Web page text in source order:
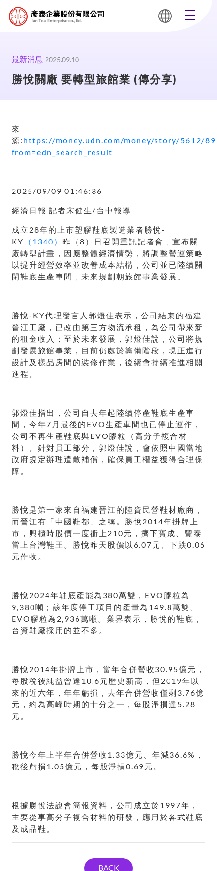
最新消息 2025.09.10
勝悅關廠 要轉型旅館業 (傳分享)
來
源: https://money.udn.com/money/story/5612/
from=edn_search_result
2025/09/09 01:46:36
經濟日報 記者宋健生/台中報導
成立28年的上市塑膠鞋底製造業者勝悅-
KY
（1340） 昨（8）日召開重訊記者會，宣布關
廠轉型計畫，因應整體經濟情勢，將調整營運策略
以提升經營效率並改善成本結構，公司並已陸續關
閉鞋底生產車間，未來規劃朝旅館事業發展。
勝悅-KY代理發言人郭燈佳表示，公司結束的福建
晉江工廠，已改由第三方物流承租，為公司帶來新
的租金收入；至於未來發展，郭燈佳說，公司將規
劃發展旅館事業，目前仍處於籌備階段，現正進行
設計及樣品房間的裝修作業，後續會持續推進相關
進程。
郭燈佳指出，公司自去年起陸續停產鞋底生產車
間，今年7月最後的EVO生產車間也已停止運作，
公司不再生產鞋底與EVO膠粒（高分子複合材
料）。針對員工部分，郭燈佳說，會依照中國當地
政府規定辦理遣散補償，確保員工權益獲得合理保
障。
勝悅是第一家來自福建晉江的陸資民營鞋材廠商，
而晉江有「中國鞋都」之稱。勝悅2014年掛牌上
市，興櫃時股價一度衝上210元，擠下寶成、豐泰
當上台灣鞋王。勝悅昨天股價以6.07元、下跌0.06
元作收。
勝悅2024年鞋底產能為380萬雙，EVO膠粒為
9,380噸；該年度停工項目的產量為149.8萬雙、
EVO膠粒為2,936萬噸。業界表示，勝悅的鞋底，
台資鞋廠採用的並不多。
勝悅2014年掛牌上市，當年合併營收30.95億元，
每股稅後純益曾達10.6元歷史新高，但2019年以
來的近六年，年年虧損，去年合併營收僅剩3.76億
元，約為高峰時期的十分之一，每股淨損達5.28
元。
勝悅今年上半年合併營收1.33億元、年減36.6%，
稅後虧損1.05億元，每股淨損0.69元。
根據勝悅法說會簡報資料，公司成立於1997年，
主要從事高分子複合材料的研發，應用於各式鞋底
及成品鞋。
BACK